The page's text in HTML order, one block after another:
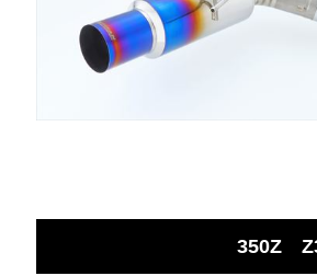
350Z